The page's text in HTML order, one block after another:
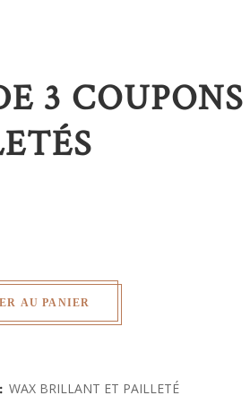
3 COUPONS
AU PANIER
:WAX BRILLANT ET PAILLETÉ